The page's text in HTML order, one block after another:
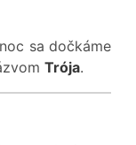
sa dočkáme
Trója.